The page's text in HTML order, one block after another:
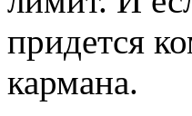
придется
кармана.